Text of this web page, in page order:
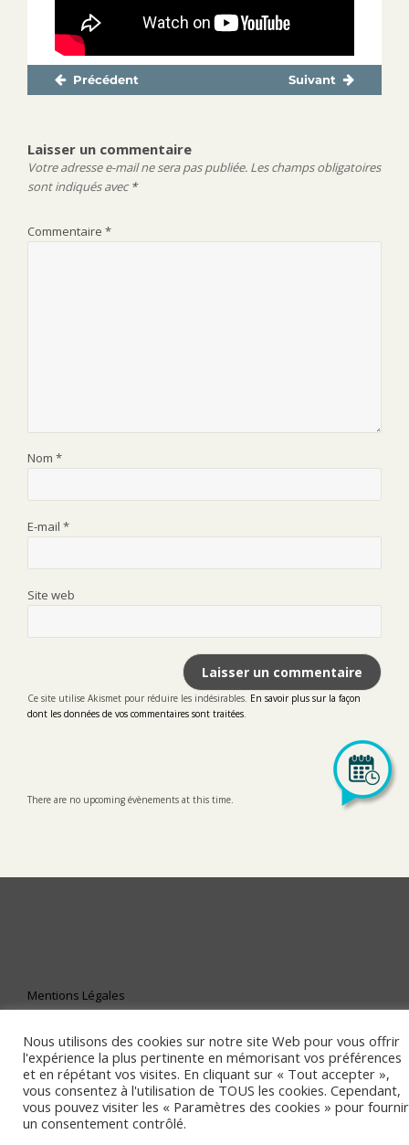
NavigationPrécédent Suivant
Laisser un commentaire
Votre adresse e-mail ne sera pas publiée. Les champs obligatoires
sont indiqués avec*
Commentaire *
Nom *
E-mail *
Site web
Ce site utilise Akismet pour réduire les indésirables. En savoir plus sur la façon
dont les données de vos commentaires sont traitées.
There are no upcoming évènements at this time.
Mentions Légales
Nous utilisons des cookies sur notre site Web pour vous offrir
l'expérience la plus pertinente en mémorisant vos préférences
et en répétant vos visites. En cliquant sur « Tout accepter »,
vous consentez à l'utilisation de TOUS les cookies. Cependant,
vous pouvez visiter les « Paramètres des cookies » pour fournir
un consentement contrôlé.